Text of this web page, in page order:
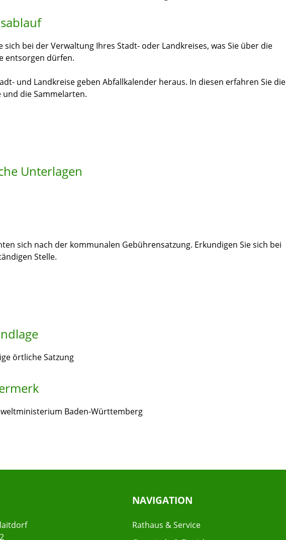
sich bei der Verwaltung Ihres Stadt- oder Landkreises, was Sie über die
entsorgen dürfen.
und Landkreise geben Abfallkalender heraus. In diesen erfahren Sie die
die Sammelarten.
Unterlagen
sich nach der kommunalen Gebührensatzung. Erkundigen Sie sich bei
Stelle.
örtliche Satzung
Baden-Württemberg
NAVIGATION
Rathaus & Service